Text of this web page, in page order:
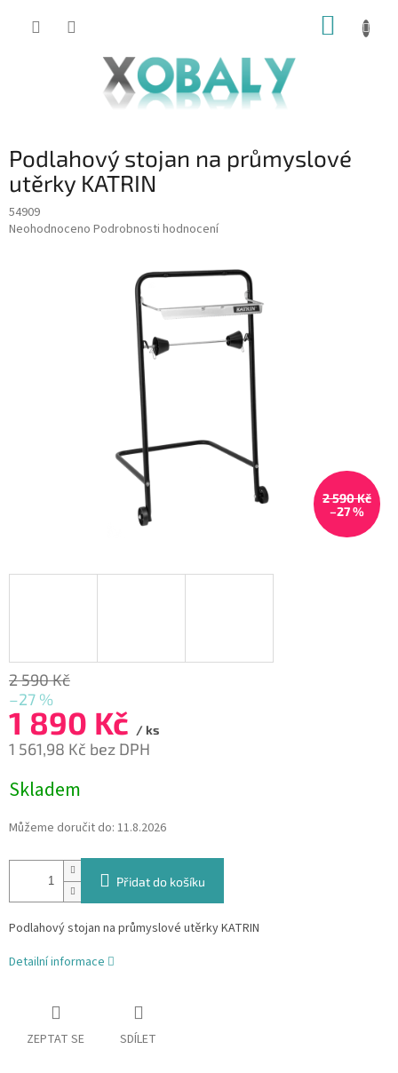
KOŠÍK
Podlahový stojan na průmyslové
utěrky KATRIN
54909
Průměrné
Neohodnoceno Podrobnosti hodnocení
2 590 Kč
–27 %
2 590 Kč
–27 %
1 890 Kč / ks
1 561,98 Kč bez DPH
cena:
Skladem
Můžeme doručit do: 11.8.2026
Přidat do košíku
Podlahový stojan na průmyslové utěrky KATRIN
Detailní informace
ZEPTAT SE SDÍLET